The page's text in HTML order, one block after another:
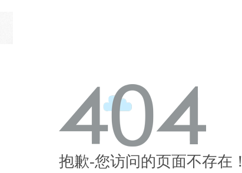
抱歉-您访问的页面不存在！